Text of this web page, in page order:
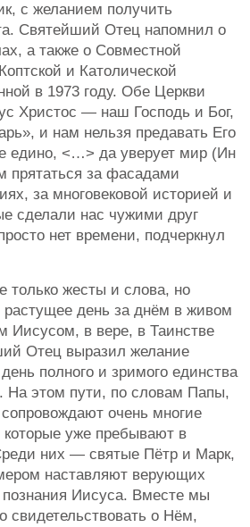
с желанием получить
Святейший Отец напомнил о
а также о Совместной
и Католической
в 1973 году. Обе Церкви
Христос — наш Господь и Бог,
и нам нельзя предавать Его
едино, <…> да уверует мир (Ин
за фасадами
за многовековой историей и
сделали нас чужими друг
нет времени, подчеркнул
только жесты и слова, но
растущее день за днём в живом
Иисусом, в вере, в Таинстве
Отец выразил желание
полного и зримого единства
На этом пути, по словам Папы,
очень многие
которые уже пребывают в
них — святые Пётр и Марк,
наставляют верующих
Иисуса. Вместе мы
свидетельствовать о Нём,